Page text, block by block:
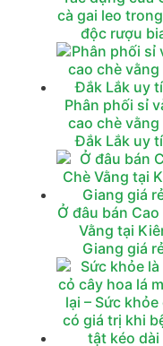
cà gai leo
độc rượu
Phân phối sỉ
cao chè vằng
Đắk Lắk uy
Ở đâu bán Cao
Vằng tại
Giang giá